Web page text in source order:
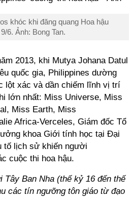
khóc khi đăng quang Hoa hậu
6. Ảnh: Bong Tan.
2013, khi Mutya Johana Datul
quốc gia, Philippines dường
lột xác và dần chiếm lĩnh vị trí
lớn nhất: Miss Universe, Miss
Miss Earth, Miss
Africa-Verceles, Giám đốc Tổ
khoa Giới tính học tại Đại
tố lịch sử khiến người
cuộc thi hoa hậu.
Tây Ban Nha (thế kỷ 16 đến thế
các tín ngưỡng tôn giáo từ đạo